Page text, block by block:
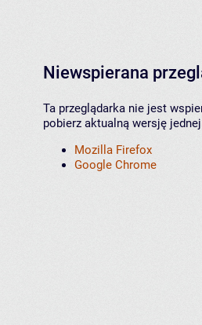
Niewspierana
Ta przeglądarka nie jest
pobierz aktualną wersję
Mozilla Firefox
Google Chrome